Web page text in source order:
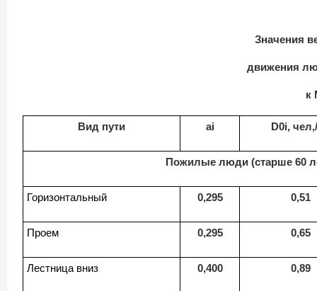
Значения
движения
к
Вид пути ai D0i,
Пожилые люди (старше 60
Горизонтальный 0,295 0,51
Проем 0,295 0,65
Лестница вниз 0,400 0,89